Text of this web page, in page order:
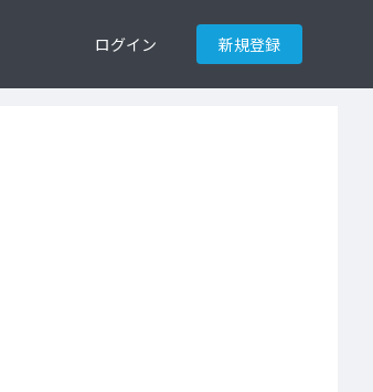
ログイン 新規登録